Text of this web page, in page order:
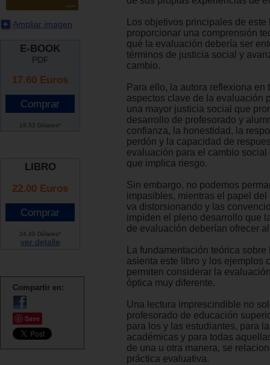
Ampliar imagen
E-BOOK
PDF
17.60 Euros
19.52 Dólares*
LIBRO
22.00 Euros
24.40 Dólares*
ver detalle
Compartir en:
Save
Los objetivos principales de este
proporcionar una comprensión
qué la evaluación debería ser
términos de justicia social y
cambio.
Para ello, la autora reflexiona en
aspectos clave de la evaluación
una mayor justicia social que
desarrollo de profesorado y
confianza, la honestidad, la
perdón y la capacidad de
evaluación para el cambio social
que implica riesgo.
Sin embargo, no podemos
impasibles, mientras el papel del
va distorsionando y las
impiden el pleno desarrollo que
de evaluación deberían ofrecer
La fundamentación teórica sobre
asienta este libro y los ejemplos
permiten considerar la
óptica muy diferente.
Una lectura imprescindible no
profesorado de educación
para los y las estudiantes, para
académicas y para todas
de una u otra manera, se
práctica evaluativa.